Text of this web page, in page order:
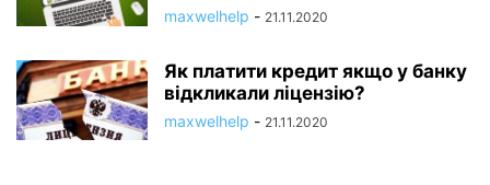
maxwelhelp - 21.11.2020
Як платити кредит якщо у банку
відкликали ліцензію?
maxwelhelp - 21.11.2020